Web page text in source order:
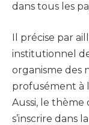
dans tous les
Il précise par
institutionnel
organisme des
profusément à
Aussi, le thème
s’inscrire dans